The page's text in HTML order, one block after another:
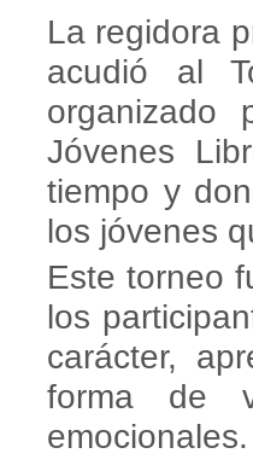
La regidora
acudió al
organizado
Jóvenes
tiempo y
los jóvenes
Este torneo
los
carácter,
forma de
emocionales.